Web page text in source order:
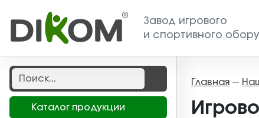
Завод игрового
и спортивного
Каталог продукции
Главная —